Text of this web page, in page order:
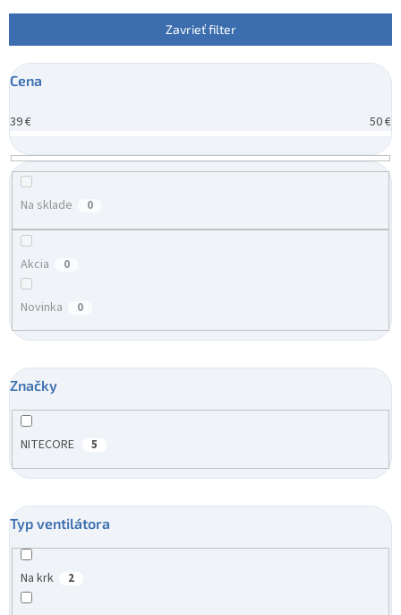
p
r
o
u
k
t
o
Zavrieť filter
Cena
39€ 50€
Na sklade 0
Akcia 0
Novinka 0
Značky
NITECORE 5
Typ ventilátora
Na krk 2